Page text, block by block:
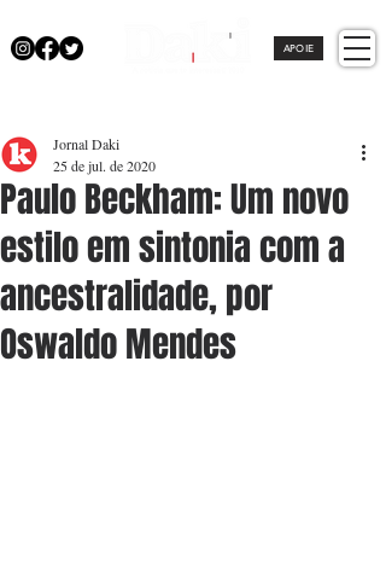
APOIE
Paulo Beckham: Um novo
estilo em sintonia com a
ancestralidade, por
Oswaldo Mendes
Jornal Daki
25 de jul. de 2020